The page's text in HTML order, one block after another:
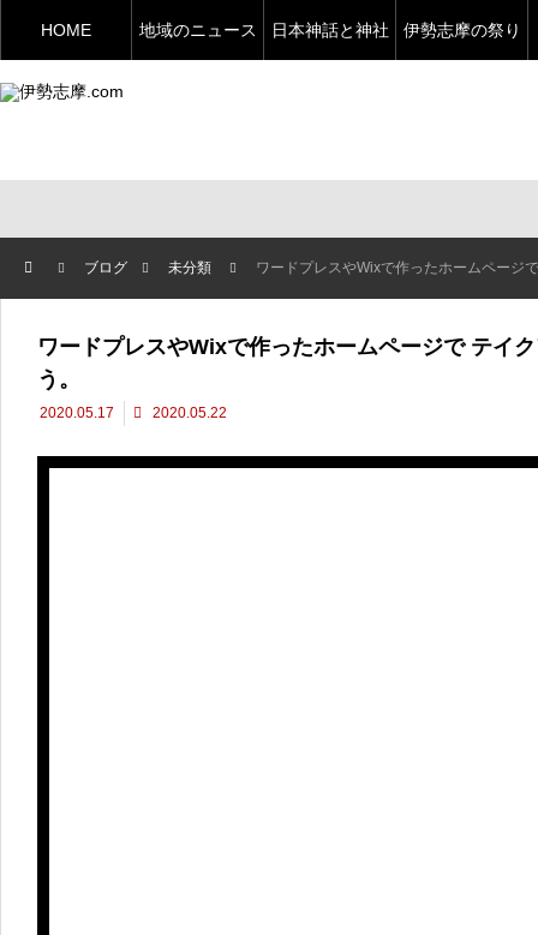
HOME 地域のニュース 日本神話と神社 伊勢志摩の祭り
ブログ 未分類 ワードプレスやWixで作ったホームページ
ワードプレスやWixで作ったホームページで テイ
う。
2020.05.17 2020.05.22